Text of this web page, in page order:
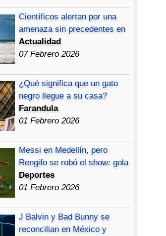
Científicos alertan por una
amenaza sin precedentes en
Actualidad
07 Febrero 2026
¿Qué significa que un gato
negro llegue a su casa?
Farandula
01 Febrero 2026
Messi en Medellín, pero
Rengifo se robó el show: gola
Deportes
01 Febrero 2026
J Balvin y Bad Bunny se
reconcilian en México y